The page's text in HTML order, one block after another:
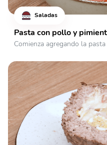
Saladas
Pasta con pollo y
Comienza agregando la